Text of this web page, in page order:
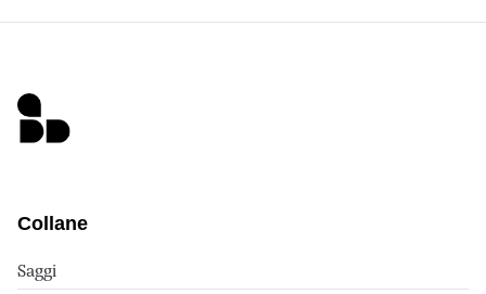
Collane
Saggi